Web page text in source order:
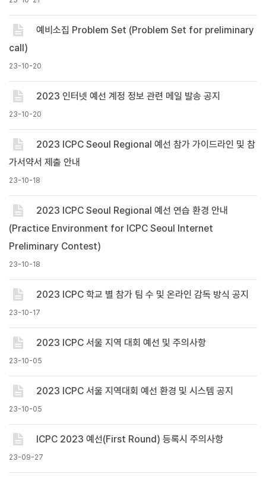
예비소집 Problem Set (Problem Set for preliminary
call)
23-10-20
2023 인터넷 예선 계정 정보 관련 메일 발송 공지
23-10-20
2023 ICPC Seoul Regional 예선 참가 가이드라인 및 참
가서약서 제출 안내
23-10-18
2023 ICPC Seoul Regional 예선 연습 환경 안내
(Practice Environment for ICPC Seoul Internet
Preliminary Contest)
23-10-18
2023 ICPC 학교 별 참가 팀 수 및 온라인 감독 방식 공지
23-10-17
2023 ICPC 서울 지역 대회 예선 및 주의사항
23-10-05
2023 ICPC 서울 지역대회 예선 환경 및 시스템 공지
23-10-05
ICPC 2023 예선(First Round) 등록시 주의사항
23-09-27